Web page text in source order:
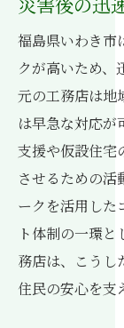
福島県いわき市
クが高いため、
元の工務店は地
は早急な対応が
支援や仮設住宅
させるための活
ークを活用した
ト体制の一環
務店は、こうし
住民の安心を支